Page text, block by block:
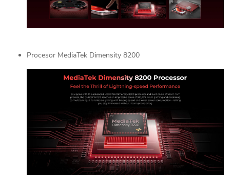
Procesor MediaTek Dimensity 8200